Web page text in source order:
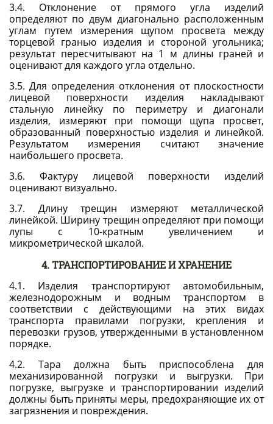
3.4. Отклонение от прямого угла изделий
определяют по двум диагонально расположенным
углам путем измерения щупом просвета между
торцевой гранью изделия и стороной угольника;
результат пересчитывают на 1 м длины граней и
оценивают для каждого угла отдельно.
3.5. Для определения отклонения от плоскостности
лицевой поверхности изделия накладывают
стальную линейку по периметру и диагонали
изделия, измеряют при помощи щупа просвет,
образованный поверхностью изделия и линейкой.
Результатом измерения считают значение
наибольшего просвета.
3.6. Фактуру лицевой поверхности изделий
оценивают визуально.
3.7. Длину трещин измеряют металлической
линейкой. Ширину трещин определяют при помощи
лупы с 10-кратным увеличением и
микрометрической шкалой.
4. ТРАНСПОРТИРОВАНИЕ И ХРАНЕНИЕ
4.1. Изделия транспортируют автомобильным,
железнодорожным и водным транспортом в
соответствии с действующими на этих видах
транспорта правилами погрузки, крепления и
перевозки грузов, утвержденными в установленном
порядке.
4.2. Тара должна быть приспособлена для
механизированной погрузки и выгрузки. При
погрузке, выгрузке и транспортировании изделий
должны быть приняты меры, предохраняющие их от
загрязнения и повреждения.